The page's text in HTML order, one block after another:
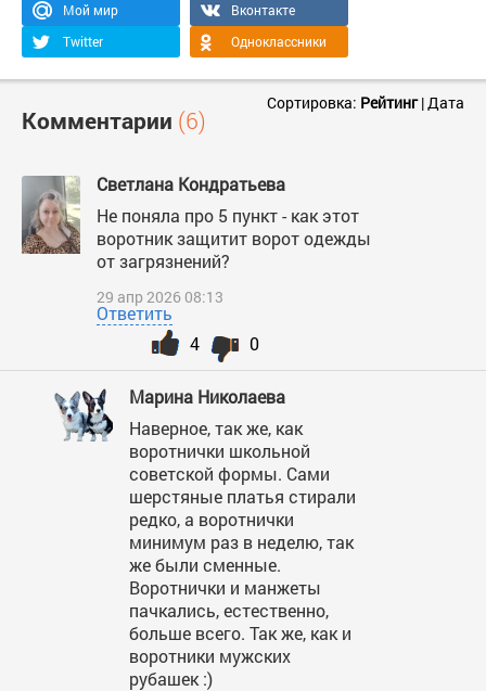
Мой мир
Вконтакте
Twitter
Одноклассники
Комментарии (6)
Сортировка: Рейтинг|Дата
Светлана Кондратьева
Не поняла про 5 пункт - как этот
воротник защитит ворот одежды
от загрязнений?
29 апр 2026 08:13
Ответить
0
4
Марина Николаева
Наверное, так же, как
воротнички школьной
советской формы. Сами
шерстяные платья стирали
редко, а воротнички
минимум раз в неделю, так
же были сменные.
Воротнички и манжеты
пачкались, естественно,
больше всего. Так же, как и
воротники мужских
рубашек :)